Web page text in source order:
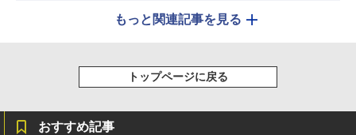
もっと関連記事を見る
トップページに戻る
おすすめ記事